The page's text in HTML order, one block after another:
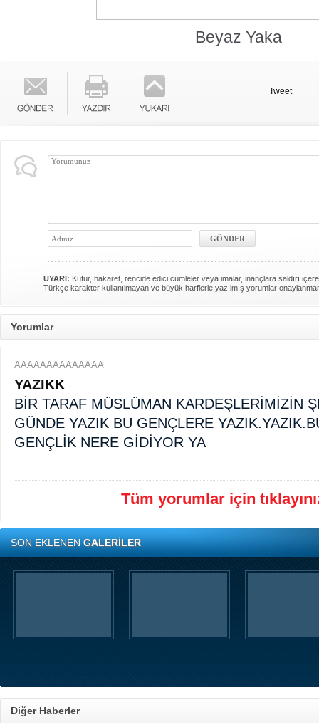
Beyaz Yaka
Tweet
UYARI: Küfür, hakaret, rencide edici cümleler veya imalar, inançlara saldırı
Türkçe karakter kullanılmayan ve büyük harflerle yazılmış yorumlar
Yorumlar
AAAAAAAAAAAAAA
YAZIKK
BİR TARAF MÜSLÜMAN KARDEŞLERİMİZİN
GÜNDE YAZIK BU GENÇLERE
GENÇLİK NERE GİDİYOR YA
Tüm yorumlar için
SON EKLENENGALERİLER
Diğer Haberler